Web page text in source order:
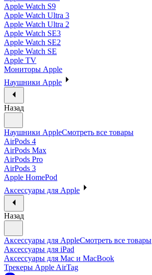
Apple Watch S9
Apple Watch Ultra 3
Apple Watch Ultra 2
Apple Watch SE3
Apple Watch SE2
Apple Watch SE
Apple TV
Мониторы Apple
Наушники Apple
Назад
Наушники AppleСмотреть все товары
AirPods 4
AirPods Max
AirPods Pro
AirPods 3
Apple HomePod
Аксессуары для Apple
Назад
Аксессуары для AppleСмотреть все товары
Аксессуары для iPad
Аксессуары для Mac и MacBook
Трекеры Apple AirTag